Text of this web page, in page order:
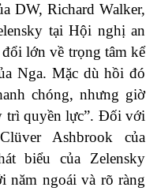
DW, Richard Walker,
tại Hội nghị an
lớn về trọng tâm kể
Nga. Mặc dù hồi đó
chóng, nhưng giờ
trì quyền lực”. Đối với
Ashbrook của
biểu của Zelensky
năm ngoái và rõ ràng